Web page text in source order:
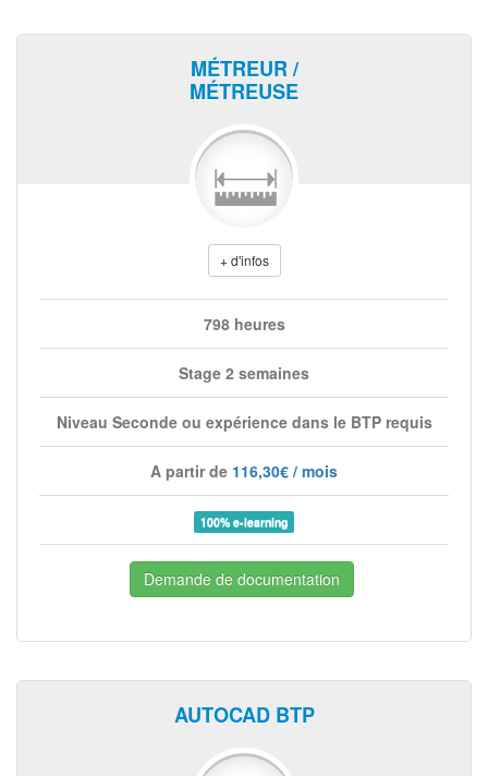
MÉTREUR /
MÉTREUSE
+ d'infos
798 heures
Stage 2 semaines
Niveau Seconde ou expérience dans le BTP requis
A partir de 116,30€ / mois
100% e-learning
Demande de documentation
AUTOCAD BTP